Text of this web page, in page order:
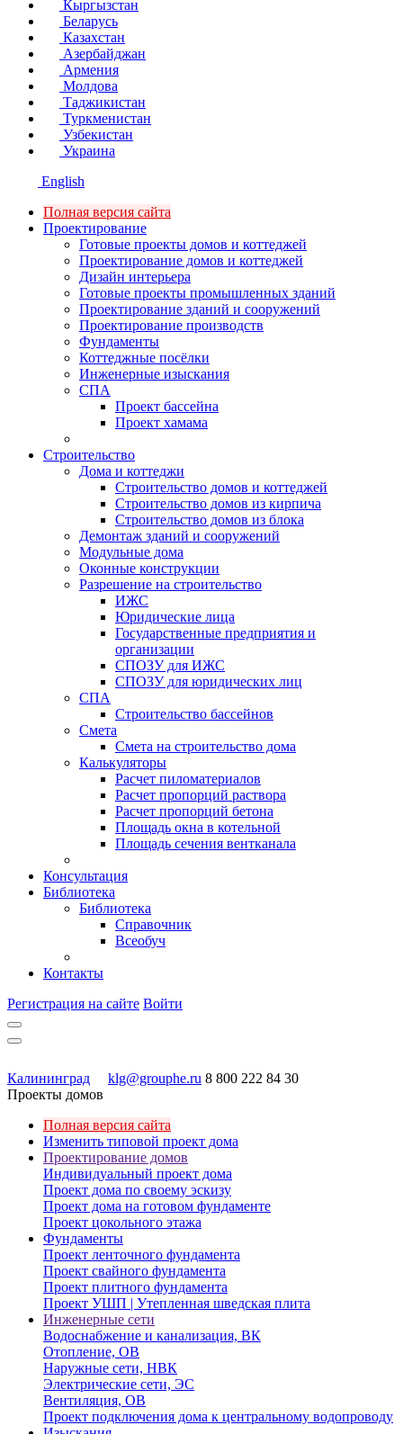
Кыргызстан
Беларусь
Казахстан
Азербайджан
Армения
Молдова
Таджикистан
Туркменистан
Узбекистан
Украина
English
Полная версия сайта
Проектирование
Готовые проекты домов и коттеджей
Проектирование домов и коттеджей
Дизайн интерьера
Готовые проекты промышленных зданий
Проектирование зданий и сооружений
Проектирование производств
Фундаменты
Коттеджные посёлки
Инженерные изыскания
СПА
Проект бассейна
Проект хамама
Строительство
Дома и коттеджи
Строительство домов и коттеджей
Строительство домов из кирпича
Строительство домов из блока
Демонтаж зданий и сооружений
Модульные дома
Оконные конструкции
Разрешение на строительство
ИЖС
Юридические лица
Государственные предприятия и
организации
СПОЗУ для ИЖС
СПОЗУ для юридических лиц
СПА
Строительство бассейнов
Смета
Смета на строительство дома
Калькуляторы
Расчет пиломатериалов
Расчет пропорций раствора
Расчет пропорций бетона
Площадь окна в котельной
Площадь сечения вентканала
Консультация
Библиотека
Библиотека
Справочник
Всеобуч
Контакты
Регистрация на сайте Войти
Калининград klg@grouphe.ru 8 800 222 84 30
Проекты домов
Полная версия сайта
Изменить типовой проект дома
Проектирование домов
Индивидуальный проект дома
Проект дома по своему эскизу
Проект дома на готовом фундаменте
Проект цокольного этажа
Фундаменты
Проект ленточного фундамента
Проект свайного фундамента
Проект плитного фундамента
Проект УШП | Утепленная шведская плита
Инженерные сети
Водоснабжение и канализация, ВК
Отопление, ОВ
Наружные сети, НВК
Электрические сети, ЭС
Вентиляция, ОВ
Проект подключения дома к центральному водопроводу